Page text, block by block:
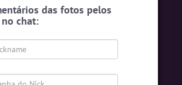
Português
das fotos pelos
chat: